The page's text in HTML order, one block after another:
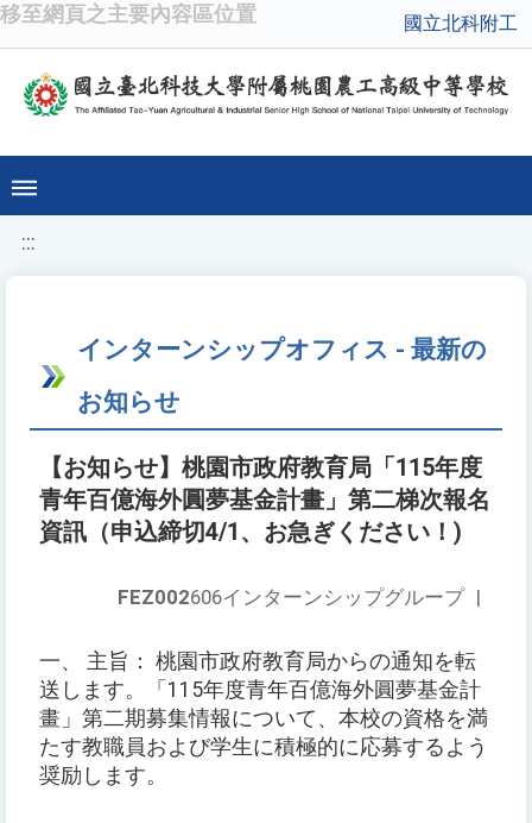
移至網頁之主要內容區位置 國立北科附工
:::
インターンシップオフィス - 最新の
お知らせ
【お知らせ】桃園市政府教育局「115年度
青年百億海外圓夢基金計畫」第二梯次報名
資訊（申込締切4/1、お急ぎください！)
FEZ002606インターンシップグループ |
一、 主旨： 桃園市政府教育局からの通知を転
送します。「115年度青年百億海外圓夢基金計
畫」第二期募集情報について、本校の資格を満
たす教職員および学生に積極的に応募するよう
奨励します。